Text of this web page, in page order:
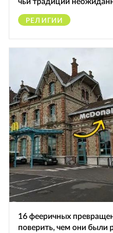
РЕЛИГИИ
16 фееричных
поверить, чем они были